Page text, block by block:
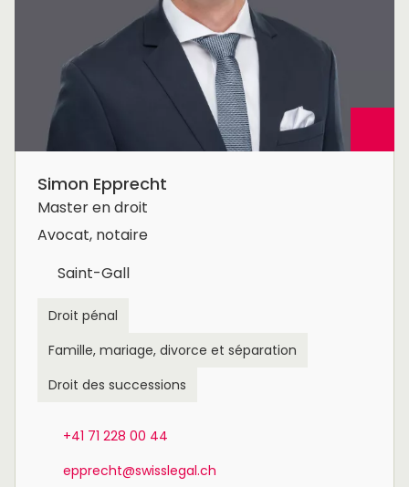
Simon Epprecht
Master en droit
Avocat, notaire
Saint-Gall
Droit pénal
Famille, mariage, divorce et séparation
Droit des successions
+41 71 228 00 44
epprecht@swisslegal.ch